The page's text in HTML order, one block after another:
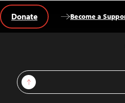
Sign Up
Become a
Donate